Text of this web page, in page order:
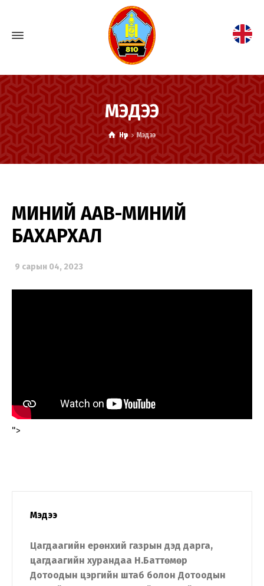
МЭДЭЭ
Нүүр Мэдээ
МИНИЙ ААВ-МИНИЙ
БАХАРХАЛ
9 сарын 04, 2023
">
Мэдээ
Цагдаагийн ерөнхий газрын дэд дарга,
цагдаагийн хурандаа Н.Баттөмөр
Дотоодын цэргийн штаб болон Дотоодын